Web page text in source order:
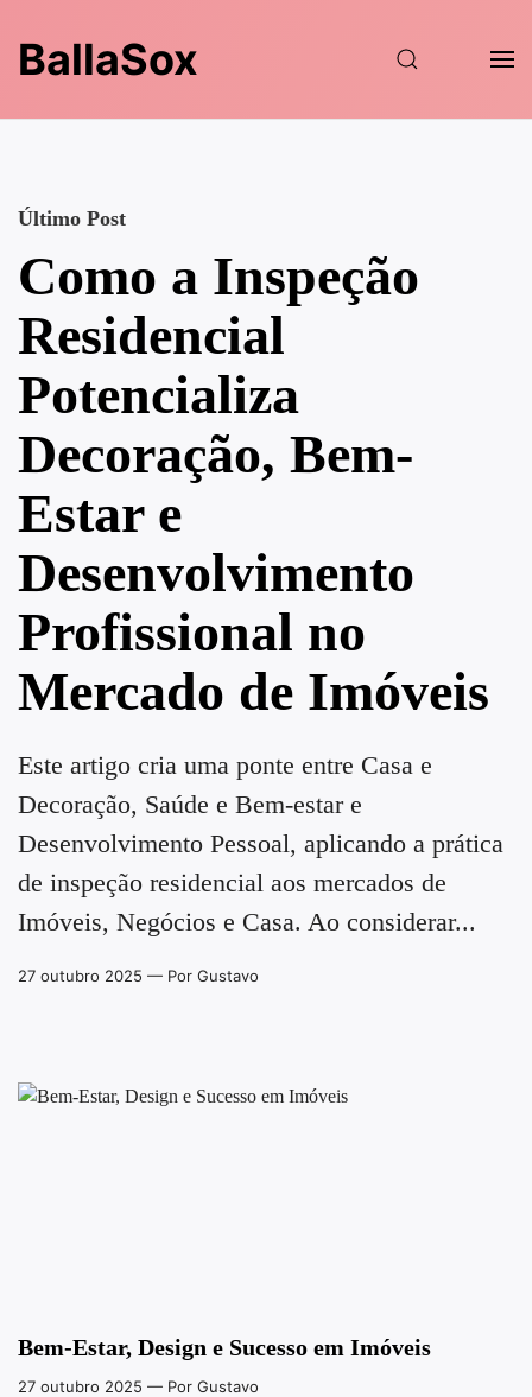
BallaSox
Último Post
Como a Inspeção
Residencial
Potencializa
Decoração, Bem-
Estar e
Desenvolvimento
Profissional no
Mercado de Imóveis
Este artigo cria uma ponte entre Casa e
Decoração, Saúde e Bem-estar e
Desenvolvimento Pessoal, aplicando a prática
de inspeção residencial aos mercados de
Imóveis, Negócios e Casa. Ao considerar...
27 outubro 2025 — Por Gustavo
Bem-Estar, Design e Sucesso em Imóveis
27 outubro 2025 — Por Gustavo